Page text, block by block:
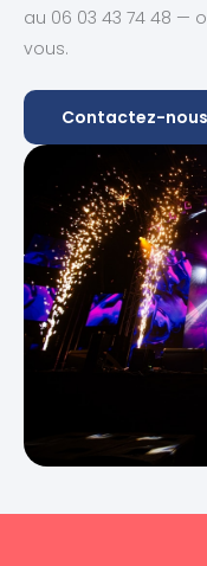
au 06 03 43 74 48 —
vous.
Contactez-nous